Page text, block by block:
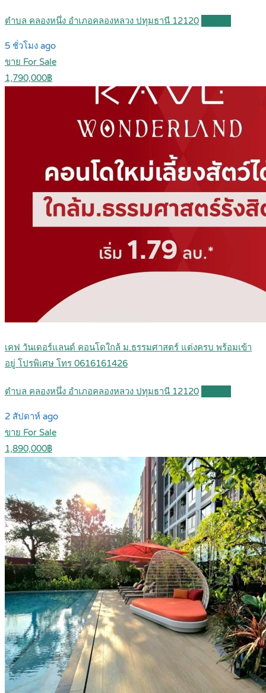
ตำบล คลองหนึ่ง อำเภอคลองหลวง ปทุมธานี 12120
5 ชั่วโมง ago
ขาย For Sale
1,790,000฿
เคฟ วันเดอร์แลนด์ คอนโดใกล้ ม.ธรรมศาสตร์ แต่งครบ พร้อมเข้า
อยู่ โปรพิเศษ โทร 0616161426
ตำบล คลองหนึ่ง อำเภอคลองหลวง ปทุมธานี 12120
2 สัปดาห์ ago
ขาย For Sale
1,890,000฿